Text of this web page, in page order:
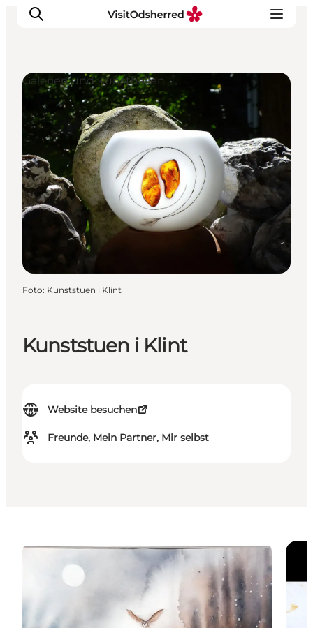
Events
Erlebnisse
Essen
Unterkünfte
Nützliches
Kunststuen i Klint
Website besuchen
Freunde, Mein Partner, Mir selbst
Galerien und Kunsthallen
Foto: Kunststuen i Klint